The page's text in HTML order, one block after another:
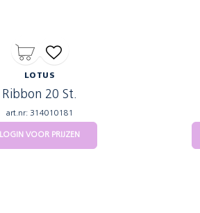
LOTUS
Ribbon 20 St.
art.nr: 314010181
LOGIN VOOR PRIJZEN